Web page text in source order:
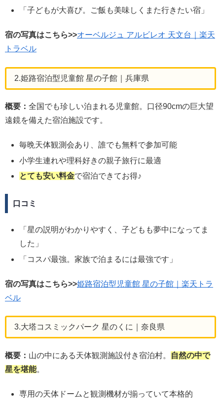
「子どもが大喜び。ご飯も美味しくまた行きたい宿」
宿の写真はこちら>>オーベルジュ アルビレオ 天文台｜楽天
トラベル
2.姫路宿泊型児童館 星の子館｜兵庫県
概要： 全国でも珍しい泊まれる児童館。口径90cmの巨大望
遠鏡を備えた宿泊施設です。
毎晩天体観測会あり、誰でも無料で参加可能
小学生連れや理科好きの親子旅行に最適
とても安い料金で宿泊できてお得♪
口コミ
「星の説明がわかりやすく、子どもも夢中になってま
した」
「コスパ最強。家族で泊まるには最強です」
宿の写真はこちら>>姫路宿泊型児童館 星の子館｜楽天トラ
ベル
3.大塔コスミックパーク 星のくに｜奈良県
概要： 山の中にある天体観測施設付き宿泊村。
自然の中で
星を堪能。
専用の天体ドームと観測機材が揃っていて本格的